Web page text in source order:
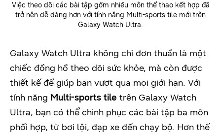
Việc theo dõi các bài tập gồm nhiều môn thể thao kết hợp đã
trở nên dễ dàng hơn với tính năng Multi-sports tile mới trên
Galaxy Watch Ultra.
Galaxy Watch Ultra không chỉ đơn thuần là một
chiếc đồng hồ theo dõi sức khỏe, mà còn được
thiết kế để giúp bạn vượt qua mọi giới hạn. Với
tính năng Multi-sports tile trên Galaxy Watch
Ultra, bạn có thể chinh phục các bài tập ba môn
phối hợp, từ bơi lội, đạp xe đến chạy bộ. Hơn thế